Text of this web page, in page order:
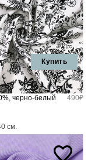
Купить
черно-белый
490₽
см.